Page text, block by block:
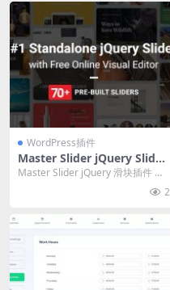
WordPress插件
Master Slider jQuery Slider
Plugin with Visual Builder
Master Slider jQuery 滑块插件 是
2